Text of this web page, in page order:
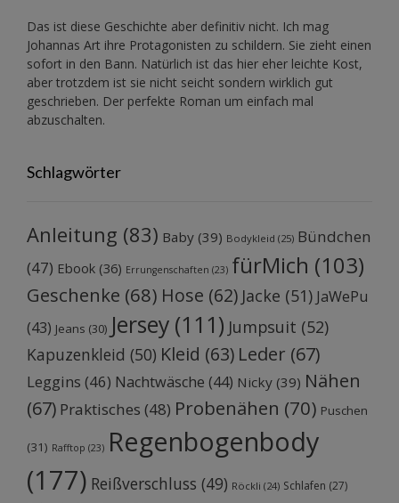
Das ist diese Geschichte aber definitiv nicht. Ich mag
Johannas Art ihre Protagonisten zu schildern. Sie zieht einen
sofort in den Bann. Natürlich ist das hier eher leichte Kost,
aber trotzdem ist sie nicht seicht sondern wirklich gut
geschrieben. Der perfekte Roman um einfach mal
abzuschalten.
Schlagwörter
Anleitung (83) Baby (39) Bodykleid (25) Bündchen
(47) Ebook (36) Errungenschaften (23) fürMich (103)
Geschenke (68) Hose (62) Jacke (51) JaWePu
(43) Jeans (30) Jersey (111) Jumpsuit (52)
Kapuzenkleid (50) Kleid (63) Leder (67)
Leggins (46) Nachtwäsche (44) Nicky (39) Nähen
(67) Praktisches (48) Probenähen (70) Puschen
(31) Rafftop (23) Regenbogenbody
(177) Reißverschluss (49) Röckli (24) Schlafen (27)